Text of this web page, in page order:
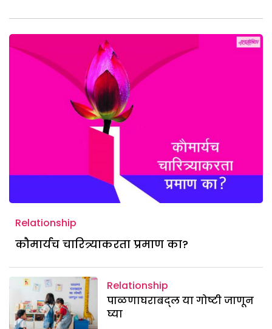
Relationship
कौमार्यच चारित्र्याकरता प्रमाण का?
Relationship
पाळणाघराबद्ल या गोष्टी जाणून
घ्या